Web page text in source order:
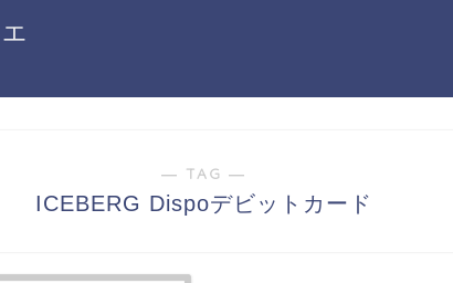
― TAG ―
ICEBERG Dispoデビットカード